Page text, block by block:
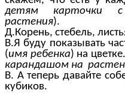
детям карточки с
растения).
Д.Корень, стебель,
В.Я буду показывать
(имя ребенка) на
карандашом на
В. А теперь давайте
кубиков.